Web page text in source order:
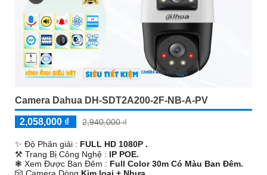
Camera Dahua DH-SDT2A200-2F-NB-A-PV
2,058,000 ₫ 2,940,000 ₫
✨ Độ Phân giải : FULL HD 1080P .
⚒ Trang Bị Công Nghệ : IP POE.
❃ Xem Được Ban Đêm : Full Color 30m Có Màu Ban Ðêm.